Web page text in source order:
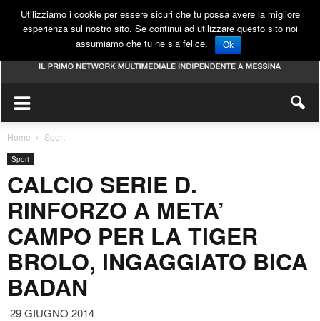
Home Sport
Sport
CALCIO SERIE D.
RINFORZO A META’
CAMPO PER LA TIGER
BROLO, INGAGGIATO BICA
BADAN
29 GIUGNO 2014
Utilizziamo i cookie per essere sicuri che tu possa avere la migliore
esperienza sul nostro sito. Se continui ad utilizzare questo sito noi
assumiamo che tu ne sia felice.
Ok